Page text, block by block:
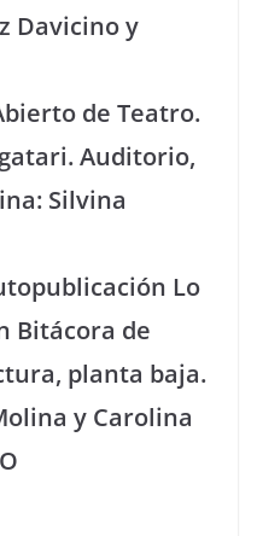
Davicino y
de Teatro.
Auditorio,
Silvina
Lo
Bitácora de
planta baja.
y Carolina